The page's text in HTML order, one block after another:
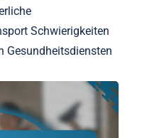
Schwierigkeiten
Gesundheitsdiensten